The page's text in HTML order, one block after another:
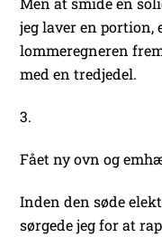
jeg laver en portion,
lommeregneren
med en tredjedel.
3.
Fået ny ovn og
Inden den søde
sørgede jeg for at